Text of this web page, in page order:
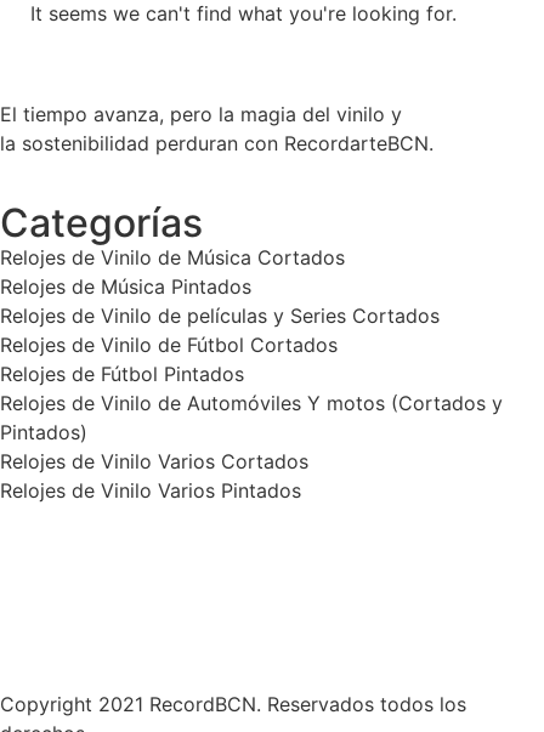
It seems we can't find what you're looking for.
El tiempo avanza, pero la magia del vinilo y
la sostenibilidad perduran con RecordarteBCN.
Categorías
Relojes de Vinilo de Música Cortados
Relojes de Música Pintados
Relojes de Vinilo de películas y Series Cortados
Relojes de Vinilo de Fútbol Cortados
Relojes de Fútbol Pintados
Relojes de Vinilo de Automóviles Y motos (Cortados y
Pintados)
Relojes de Vinilo Varios Cortados
Relojes de Vinilo Varios Pintados
Copyright 2021 RecordBCN. Reservados todos los